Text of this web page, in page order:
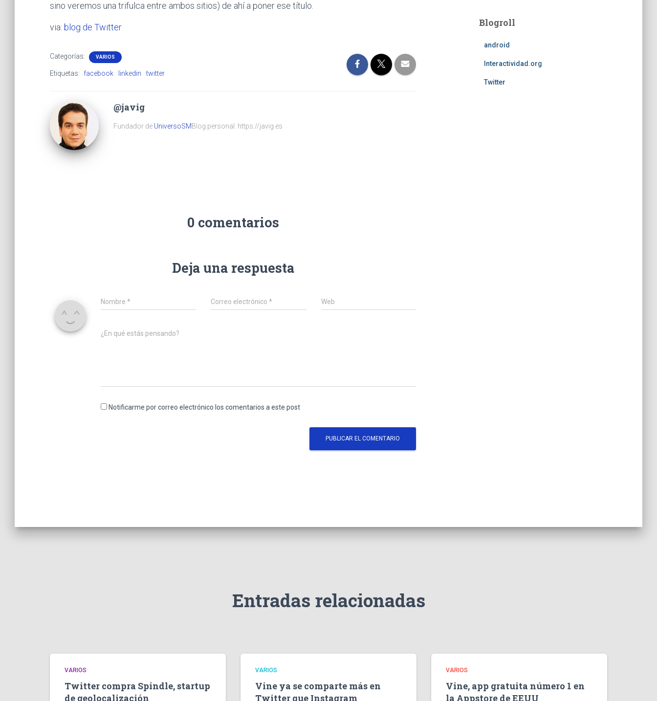
sino veremos una trifulca entre ambos sitios) de ahí a poner ese título.
via: blog de Twitter
Categorías: VARIOS
Etiquetas: facebook linkedin twitter
@javig
Fundador de UniversoSMBlog personal: https://javig.es
0 comentarios
Deja una respuesta
Nombre * Correo electrónico* Web
¿En qué estás pensando?
Notificarme por correo electrónico los comentarios a este post
Blogroll
android
Interactividad.org
Twitter
Entradas relacionadas
VARIOS
Twitter compra Spindle, startup
de geolocalización
VARIOS
Vine ya se comparte más en
Twitter que Instagram
VARIOS
Vine, app gratuita número 1 en
la Appstore de EEUU